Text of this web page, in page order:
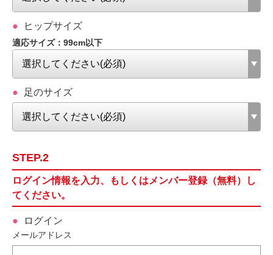
ヒップサイズ
適応サイズ：99cm以下
足のサイズ
STEP.2
ログイン情報を入力、もしくはメンバー登録（無料）し
てください。
ログイン
メールアドレス